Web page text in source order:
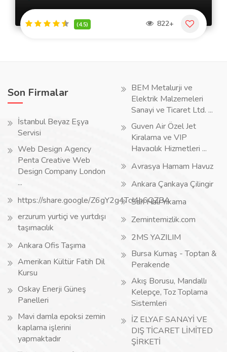
(4.5) 822+
Son Firmalar
İstanbul Beyaz Eşya
Servisi
Web Design Agency
Penta Creative Web
Design Company London
...
https://share.google/Z6gY2g4TcI4h6QZBA
erzurum yurtiçi ve yurtdışı
taşımacılık
Ankara Ofis Taşıma
Amerikan Kültür Fatih Dil
Kursu
Oskay Enerji Güneş
Panelleri
Mavi damla epoksi zemin
kaplama işlerini
yapmaktadır
BEM Metalurji ve
Elektrik Malzemeleri
Sanayi ve Ticaret Ltd. ...
Guven Air Özel Jet
Kiralama ve VIP
Havacılık Hizmetleri ...
Avrasya Hamam Havuz
Ankara Çankaya Çilingir
Sarı Halı Yıkama
Zemintemizlik.com
2MS YAZILIM
Bursa Kumaş - Toptan &
Perakende
Akış Borusu, Mandallı
Kelepçe, Toz Toplama
Sistemleri
İZ ELYAF SANAYİ VE
DIŞ TİCARET LİMİTED
ŞİRKETİ